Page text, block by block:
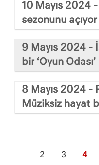
10 Mayıs 2024
sezonunu açıyor
9 Mayıs 2024 -
bir ‘Oyun Odası’
8 Mayıs 2024 -
Müziksiz hayat
2 3 4